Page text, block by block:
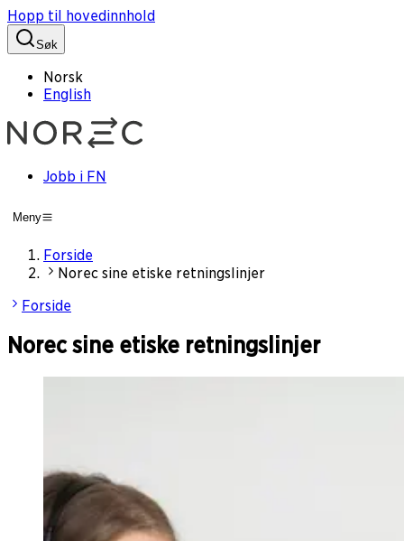
Hopp til hovedinnhold
Søk
Norsk
English
Jobb i FN
Meny
Forside
Norec sine etiske retningslinjer
Forside
Norec sine etiske retningslinjer